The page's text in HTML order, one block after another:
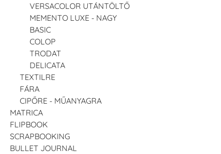
VERSACOLOR UTÁNTÖLTŐ
MEMENTO LUXE - NAGY
BASIC
COLOP
TRODAT
DELICATA
TEXTILRE
FÁRA
CIPŐRE - MŰANYAGRA
MATRICA
FLIPBOOK
SCRAPBOOKING
BULLET JOURNAL